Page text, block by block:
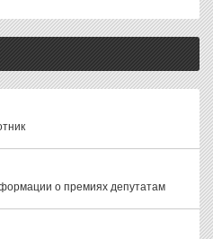
о премиях депутатам